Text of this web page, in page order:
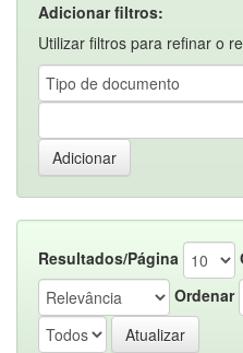
Adicionar filtros:
Utilizar filtros para refinar o
Resultados/Página
Ordenar